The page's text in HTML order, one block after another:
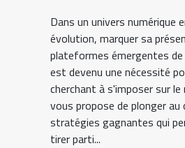
Dans un univers numérique
évolution, marquer sa
plateformes émergentes
est devenu une nécessité
cherchant à s'imposer sur le
vous propose de plonger
stratégies gagnantes qui
tirer parti...